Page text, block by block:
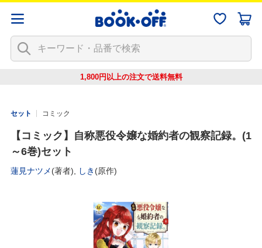
1,800円以上の注文で送料無料
セット コミック
【コミック】自称悪役令嬢な婚約者の観察記録。(1
～6巻)セット
蓮見ナツメ(著者), しき (原作)